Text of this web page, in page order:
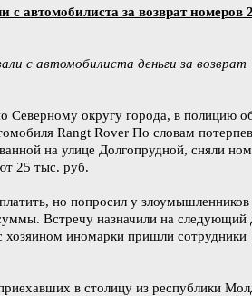
с автомобилиста за возврат номеров
с автомобилиста деньги за возврат
округу города, в полицию
Rangt Rover По словам
на улице Долгопрудной, сняли
25 тыс. руб.
но попросил у
Встречу назначили на следующий
хозяином иномарки пришли сотрудники
в столицу из республики